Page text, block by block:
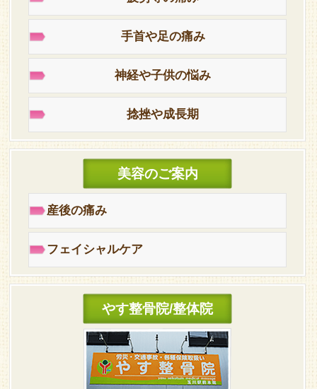
手首や足の痛み
神経や子供の悩み
捻挫や成長期
美容のご案内
産後の痛み
フェイシャルケア
やす整骨院/整体院